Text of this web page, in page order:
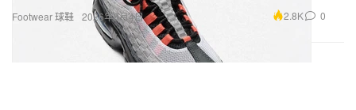
Footwear 球鞋 2026年6月4日 2.8K 0